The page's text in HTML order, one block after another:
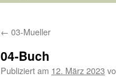
← 03-Mueller
04-Buch
Publiziert am 12. März 2023